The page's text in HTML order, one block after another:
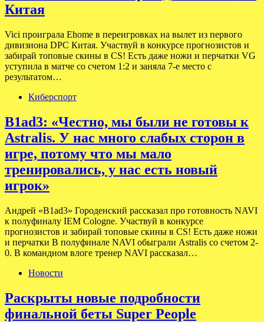
Китая
Vici проиграла Ehome в переигровках на вылет из первого
дивизиона DPC Китая. Участвуй в конкурсе прогнозистов и
забирай топовые скины в CS! Есть даже ножи и перчатки VG
уступила в матче со счетом 1:2 и заняла 7-е место с
результатом…
Киберспорт
B1ad3: «Честно, мы были не готовы к
Astralis. У нас много слабых сторон в
игре, потому что мы мало
тренировались, у нас есть новый
игрок»
Андрей «B1ad3» Городенский рассказал про готовность NAVI
к полуфиналу IEM Cologne. Участвуй в конкурсе
прогнозистов и забирай топовые скины в CS! Есть даже ножи
и перчатки В полуфинале NAVI обыграли Astralis со счетом 2-
0. В командном влоге тренер NAVI рассказал…
Новости
Раскрыты новые подробности
финальной беты Super People